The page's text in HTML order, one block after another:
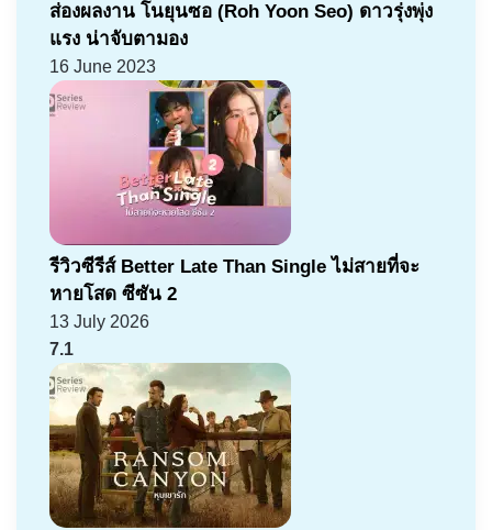
ส่องผลงาน โนยุนซอ (Roh Yoon Seo) ดาวรุ่งพุ่ง
แรง น่าจับตามอง
16 June 2023
รีวิวซีรีส์ Better Late Than Single ไม่สายที่จะ
หายโสด ซีซัน 2
13 July 2026
7.1